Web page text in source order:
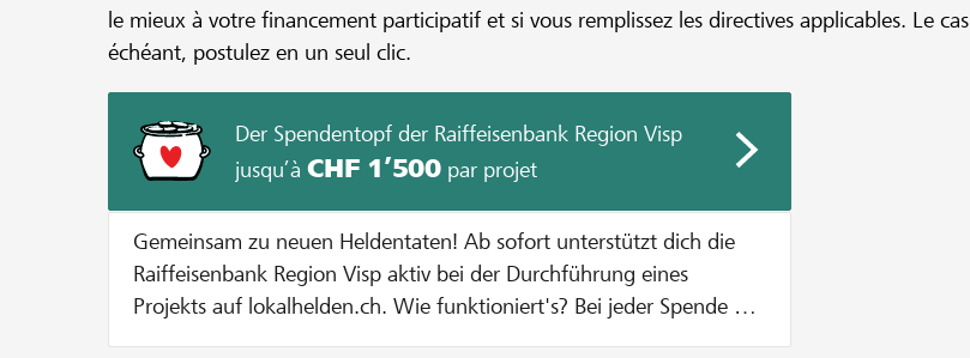
le mieux à votre financement participatif et si vous remplissez les directives applicables. Le cas
échéant, postulez en un seul clic.
Der Spendentopf der Raiffeisenbank Region Visp
jusqu’à CHF 1’500par projet
Gemeinsam zu neuen Heldentaten! Ab sofort unterstützt dich die
Raiffeisenbank Region Visp aktiv bei der Durchführung eines
Projekts auf lokalhelden.ch. Wie funktioniert's? Bei jeder Spende zu